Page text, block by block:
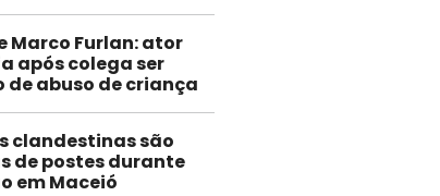
Marco Furlan: ator
após colega ser
de abuso de criança
clandestinas são
de postes durante
em Maceió